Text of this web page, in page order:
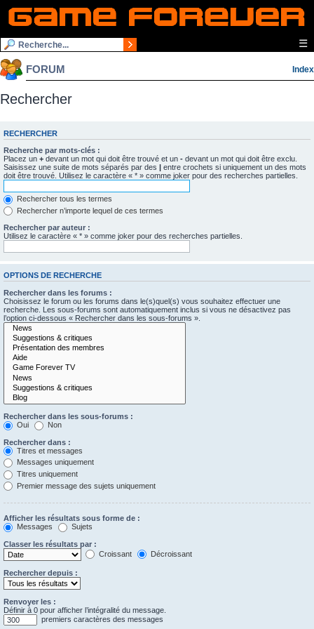
☰
FORUM Index
Rechercher
RECHERCHER
Recherche par mots-clés :
Placez un + devant un mot qui doit être trouvé et un - devant un mot qui doit être exclu.
Saisissez une suite de mots séparés par des | entre crochets si uniquement un des mots
doit être trouvé. Utilisez le caractère « * » comme joker pour des recherches partielles.
Rechercher tous les termes
Rechercher n’importe lequel de ces termes
Rechercher par auteur :
Utilisez le caractère « * » comme joker pour des recherches partielles.
OPTIONS DE RECHERCHE
Rechercher dans les forums :
Choisissez le forum ou les forums dans le(s)quel(s) vous souhaitez effectuer une
recherche. Les sous-forums sont automatiquement inclus si vous ne désactivez pas
l’option ci-dessous « Rechercher dans les sous-forums ».
Rechercher dans les sous-forums :
Oui
Non
Rechercher dans :
Titres et messages
Messages uniquement
Titres uniquement
Premier message des sujets uniquement
Afficher les résultats sous forme de :
Messages
Sujets
Classer les résultats par :
Croissant
Décroissant
Rechercher depuis :
Renvoyer les :
Définir à 0 pour afficher l’intégralité du message.
premiers caractères des messages